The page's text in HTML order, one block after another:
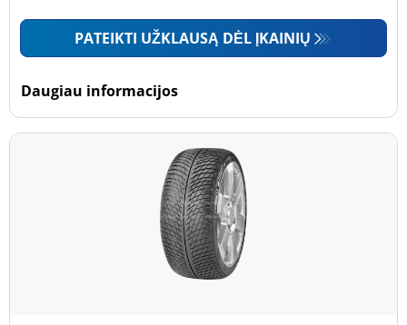
PATEIKTI UŽKLAUSĄ DĖL ĮKAINIŲ
Daugiau informacijos